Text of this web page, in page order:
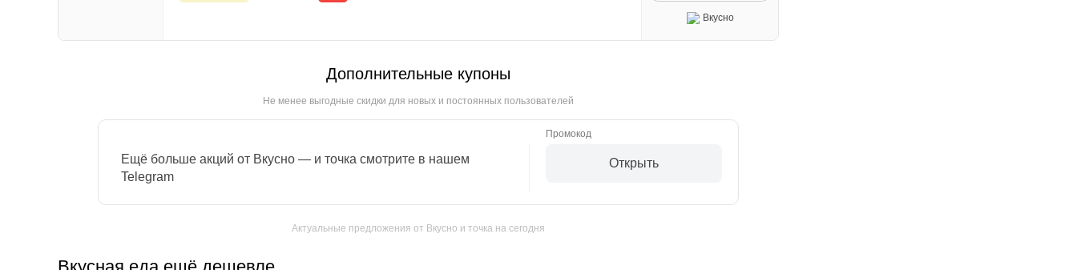
Вкусно
Дополнительные купоны
Не менее выгодные скидки для новых и постоянных пользователей
Ещё больше акций от Вкусно — и точка смотрите в нашем
Telegram
Открыть
Актуальные предложения от Вкусно и точка на сегодня